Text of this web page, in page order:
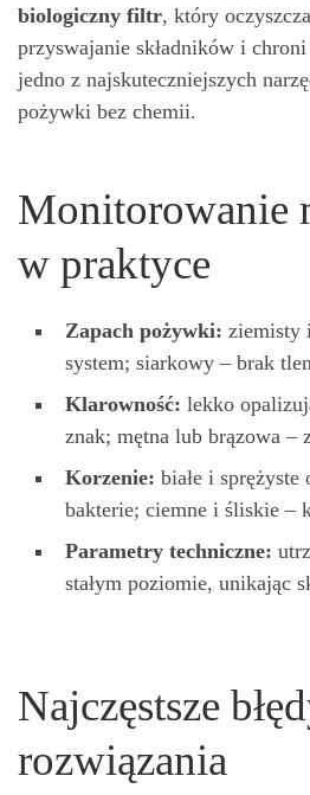
biologiczny filtr, który
przyswajanie składników i
jedno z najskuteczniejszych
pożywki bez chemii.
Monitorowanie
w praktyce
Zapach pożywki: ziemisty
system; siarkowy – brak
Klarowność: lekko
znak; mętna lub brązowa –
Korzenie: białe i sprężyste
bakterie; ciemne i śliskie –
Parametry techniczne:
stałym poziomie, unikając
Najczęstsze
rozwiązania